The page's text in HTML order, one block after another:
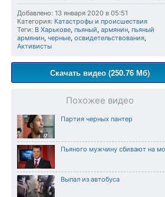
Добавлено: 13 января 2020 в 05:51
Категория: Катастрофы и происшествия
Теги: В Харькове, пьяный, армянин, пьяный
армянин, черные, освидетельствования,
Активисты
Скачать видео (250.76 Мб)
Похожее видео
Партия черных пантер
Пьяного мужчину сбивают на
Выпал из автобуса